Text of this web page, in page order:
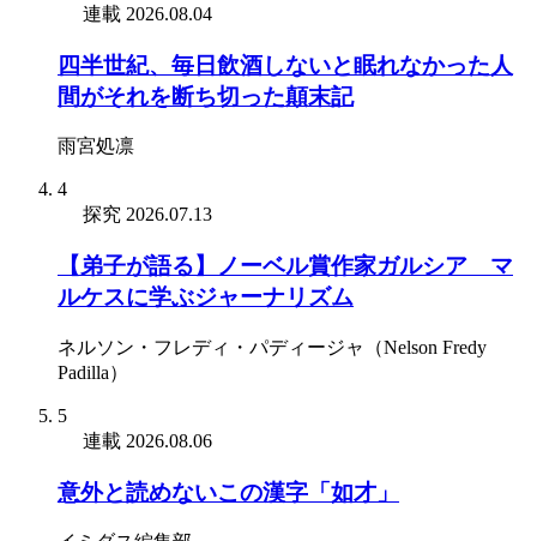
連載 2026.08.04
四半世紀、毎日飲酒しないと眠れなかった人
間がそれを断ち切った顛末記
雨宮処凛
4
探究 2026.07.13
【弟子が語る】ノーベル賞作家ガルシア゠マ
ルケスに学ぶジャーナリズム
ネルソン・フレディ・パディージャ（Nelson Fredy
Padilla）
5
連載 2026.08.06
意外と読めないこの漢字「如才」